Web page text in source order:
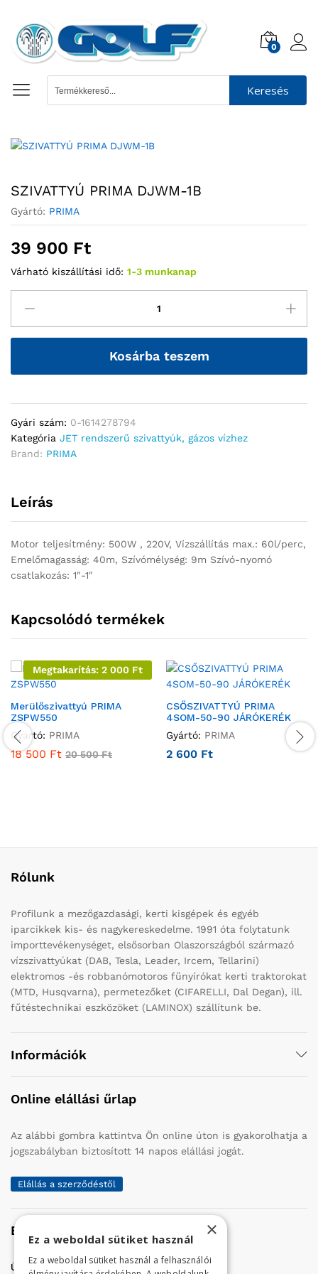
0
Keresés
SZIVATTYÚ PRIMA DJWM-1B
Gyártó: PRIMA
39 900 Ft
Várható kiszállítási idő: 1-3 munkanap
Kosárba teszem
Gyári szám: 0-1614278794
Kategória JET rendszerű szivattyúk, gázos vízhez
Brand: PRIMA
Leírás
Motor teljesítmény: 500W , 220V, Vízszállítás max.: 60l/perc,
Emelőmagasság: 40m, Szívómélység: 9m Szívó-nyomó
csatlakozás: 1″-1″
Kapcsolódó termékek
Megtakarítás: 2 000 Ft
Merülőszivattyú PRIMA
ZSPW550
Gyártó: PRIMA
18 500 Ft 20 500Ft
CSŐSZIVATTYÚ PRIMA
4SOM-50-90 JÁRÓKERÉK
Gyártó: PRIMA
2 600 Ft
Rólunk
Profilunk a mezőgazdasági, kerti kisgépek és egyéb
iparcikkek kis- és nagykereskedelme. 1991 óta folytatunk
importtevékenységet, elsősorban Olaszországból származó
vízszivattyúkat (DAB, Tesla, Leader, Ircem, Tellarini)
elektromos -és robbanómotoros fűnyírókat kerti traktorokat
(MTD, Husqvarna), permetezőket (CIFARELLI, Dal Degan), ill.
fűtéstechnikai eszközöket (LAMINOX) szállítunk be.
Információk
Online elállási űrlap
Az alábbi gombra kattintva Ön online úton is gyakorolhatja a
jogszabályban biztosított 14 napos elállási jogát.
Elállás a szerződéstől
Elérhetőség
Üzletünk címe:Szolnok, Vércse út 17.
×
Ez a weboldal sütiket használ
Ez a weboldal sütiket használ a felhasználói